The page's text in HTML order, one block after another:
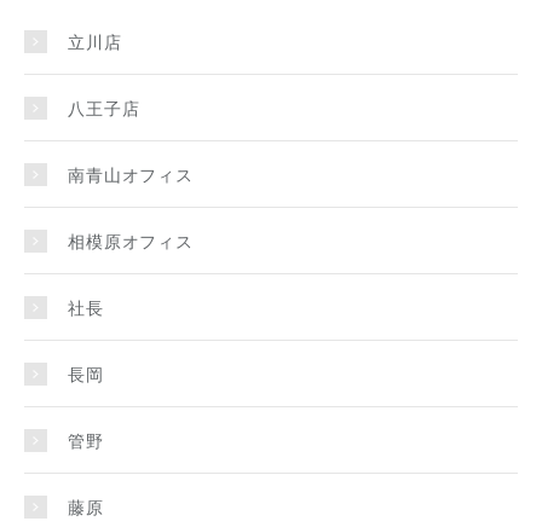
立川店
八王子店
南青山オフィス
相模原オフィス
社長
長岡
管野
藤原